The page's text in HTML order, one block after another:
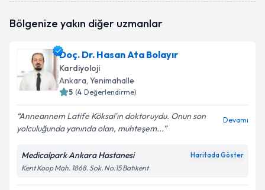
Bölgenize yakın diğer uzmanlar
Doç. Dr. Hasan Ata Bolayır
Kardiyoloji
Ankara, Yenimahalle
5 (4 Değerlendirme)
Anneannem Latife Köksal'ın doktoruydu. Onun son
yolculuğunda yanında olan, muhteşem...
Devamı
Medicalpark Ankara Hastanesi Haritada Göster
Kent Koop Mah. 1868. Sok. No:15 Batıkent